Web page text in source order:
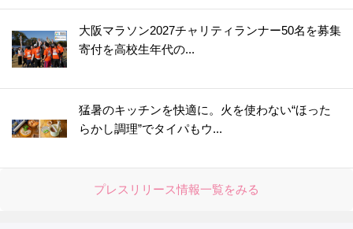
大阪マラソン2027チャリティランナー50名を募集
寄付を高校生年代の...
猛暑のキッチンを快適に。火を使わない“ほった
らかし調理”でタイパもウ...
プレスリリース情報一覧をみる